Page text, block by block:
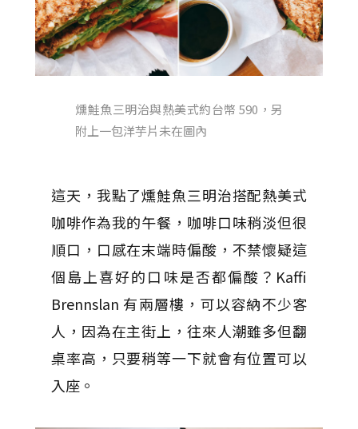
燻鮭魚三明治與熱美式約台幣 590，另
附上一包洋芋片未在圖內
這天，我點了燻鮭魚三明治搭配熱美式
咖啡作為我的午餐，咖啡口味稍淡但很
順口，口感在末端時偏酸，不禁懷疑這
個島上喜好的口味是否都偏酸？Kaffi
Brennslan 有兩層樓，可以容納不少客
人，因為在主街上，往來人潮雖多但翻
桌率高，只要稍等一下就會有位置可以
入座。